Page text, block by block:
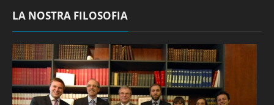
LA NOSTRA FILOSOFIA